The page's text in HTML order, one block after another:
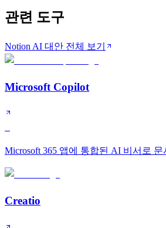
관련 도구
Notion AI 대안 전체 보기
Microsoft Copilot
Microsoft 365 앱에 통합된 AI 비서로
Creatio